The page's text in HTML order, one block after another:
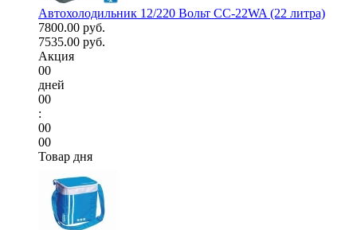
Автохолодильник 12/220 Вольт CC-22WA (22 литра)
7800.00 руб.
7535.00 руб.
Акция
00
дней
00
:
00
00
Товар дня